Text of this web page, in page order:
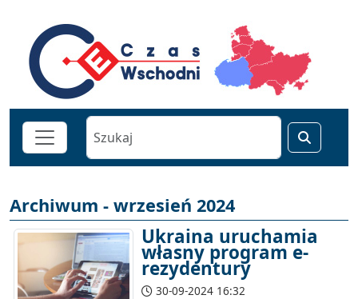
Archiwum - wrzesień 2024
Ukraina uruchamia
własny program e-
rezydentury
30-09-2024 16:32